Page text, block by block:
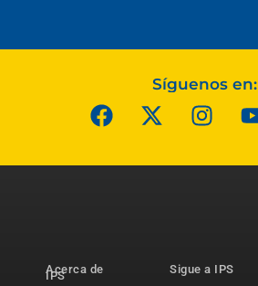
Síguenos en:
Acerca de
IPS
Sigue a IPS